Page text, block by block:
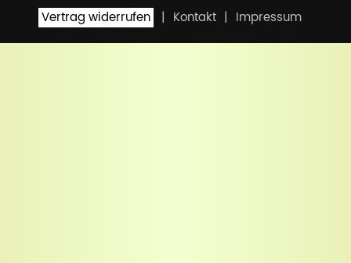
Vertrag widerrufen
Kontakt Impressum